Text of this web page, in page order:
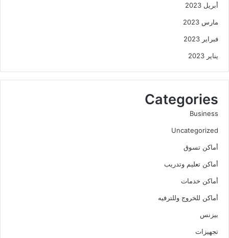
أبريل 2023
مارس 2023
فبراير 2023
يناير 2023
Categories
Business
Uncategorized
أماكن تسوق
أماكن تعليم وتدريب
أماكن خدمات
أماكن للخروج وللترفيه
بيزنس
تجهيزات